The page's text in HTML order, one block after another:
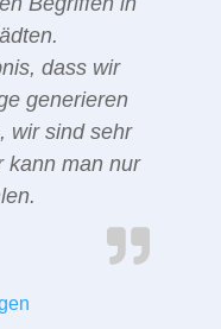
dass wir
generieren
wir sind sehr
kann man nur